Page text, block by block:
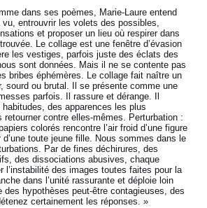
dans ses poèmes, Marie-Laure entend
vu, entrouvrir les volets des possibles,
et proposer un lieu où respirer dans
Le collage est une fenêtre d’évasion
les vestiges, parfois juste des éclats des
sont données. Mais il ne se contente pas
bribes éphémères. Le collage fait naître un
sourd ou brutal. Il se présente comme une
parfois. Il rassure et dérange. Il
habitudes, des apparences les plus
retourner contre elles-mêmes. Perturbation :
colorés rencontre l’air froid d’une figure
d’une toute jeune fille. Nous sommes dans le
Par de fines déchirures, des
des dissociations abusives, chaque
l’instabilité des images toutes faites pour la
dans l’unité rassurante et déploie loin
des hypothèses peut-être contagieuses, des
certainement les réponses. »